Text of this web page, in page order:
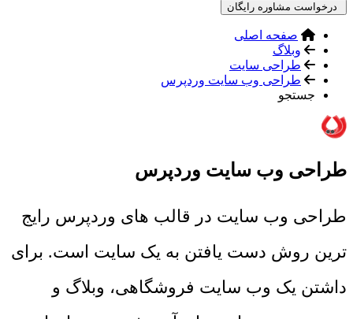
درخواست مشاوره رایگان
صفحه اصلی
وبلاگ
طراحی سایت
طراحی وب سایت وردپرس
جستجو
طراحی وب سایت وردپرس
طراحی وب سایت در قالب های وردپرس رایج
ترین روش دست یافتن به یک سایت است. برای
داشتن یک وب سایت فروشگاهی، وبلاگ و